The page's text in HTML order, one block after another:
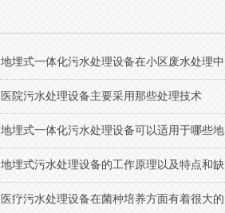
地埋式一体化污水处理设备在小区废水处理中
医院污水处理设备主要采用那些处理技术
地埋式一体化污水处理设备可以适用于哪些地
地埋式污水处理设备的工作原理以及特点和缺
医疗污水处理设备在菌种培养方面有着很大的